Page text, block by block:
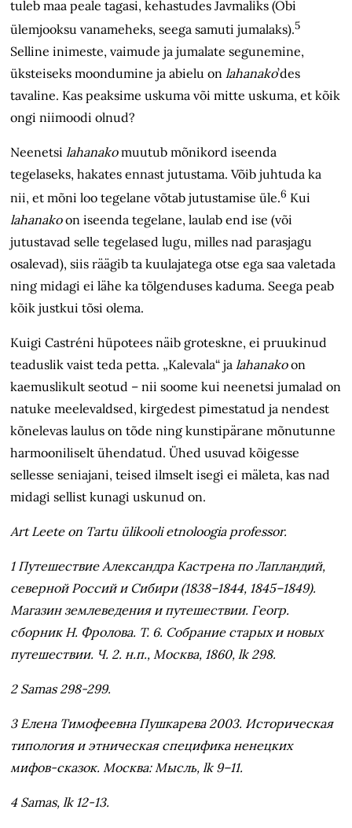
tuleb maa peale tagasi, kehastudes Javmaliks (Obi
ülemjooksu vanameheks, seega samuti jumalaks).5
Selline inimeste, vaimude ja jumalate segunemine,
üksteiseks moondumine ja abielu on lahanako’des
tavaline. Kas peaksime uskuma või mitte uskuma, et kõik
ongi niimoodi olnud?
Neenetsi lahanakomuutub mõnikord iseenda
tegelaseks, hakates ennast jutustama. Võib juhtuda ka
nii, et mõni loo tegelane võtab jutustamise üle.6 Kui
lahanakoon iseenda tegelane, laulab end ise (või
jutustavad selle tegelased lugu, milles nad parasjagu
osalevad), siis räägib ta kuulajatega otse ega saa valetada
ning midagi ei lähe ka tõlgenduses kaduma. Seega peab
kõik justkui tõsi olema.
Kuigi Castréni hüpotees näib groteskne, ei pruukinud
teaduslik vaist teda petta. „Kalevala“ jalahanakoon
kaemuslikult seotud – nii soome kui neenetsi jumalad on
natuke meelevaldsed, kirgedest pimestatud ja nendest
kõnelevas laulus on tõde ning kunstipärane mõnutunne
harmooniliselt ühendatud. Ühed usuvad kõigesse
sellesse seniajani, teised ilmselt isegi ei mäleta, kas nad
midagi sellist kunagi uskunud on.
Art Leete on Tartu ülikooli etnoloogia professor.
1 Путешествие Александра Кастрена по Лапландий,
северной Россий и Сибири (1838–1844, 1845–1849).
Магазин землеведения и путешествии. Геогр.
cборник Н. Фролова. Т. 6. Собрание старых и новых
путешествии. Ч. 2. н.п., Москва, 1860, lk 298.
2 Samas 298-299.
3 Елена Тимофеевна Пушкарева 2003. Историческая
типология и этническая специфика ненецких
мифов-сказок. Москва: Мысль, lk 9–11.
4 Samas, lk 12-13.